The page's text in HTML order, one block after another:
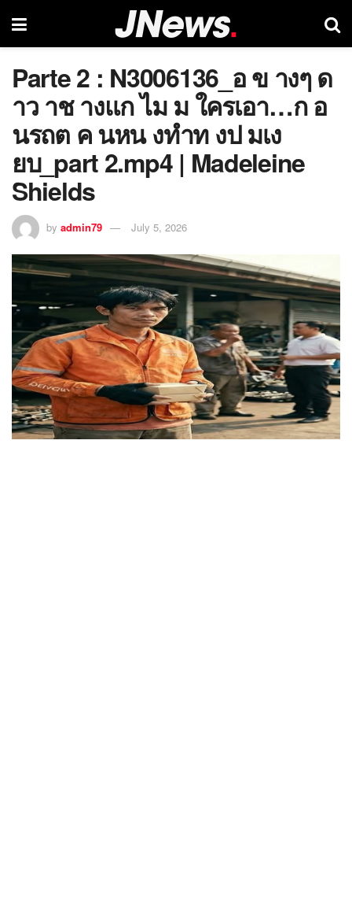
Parte 2 : N3006136_อ ข างๆ ด
าว าช างแก ไม ม ใครเอา…ก อ
นรถต ค นหน งทำท งป มเง
ยบ_part 2.mp4 | Madeleine
Shields
by admin79 July 5, 2026